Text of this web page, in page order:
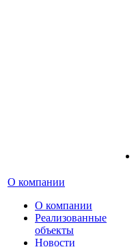
О компании
О компании
Реализованные
объекты
Новости